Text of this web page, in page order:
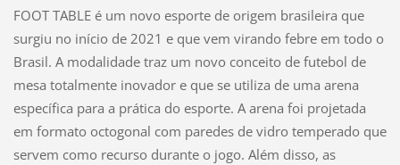
FOOT TABLE é um novo esporte de origem brasileira que
surgiu no início de 2021 e que vem virando febre em todo o
Brasil. A modalidade traz um novo conceito de futebol de
mesa totalmente inovador e que se utiliza de uma arena
específica para a prática do esporte. A arena foi projetada
em formato octogonal com paredes de vidro temperado que
servem como recurso durante o jogo. Além disso, as